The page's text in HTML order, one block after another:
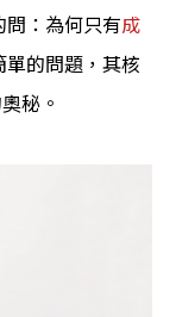
：為何只有成
的問題，其核
秘。